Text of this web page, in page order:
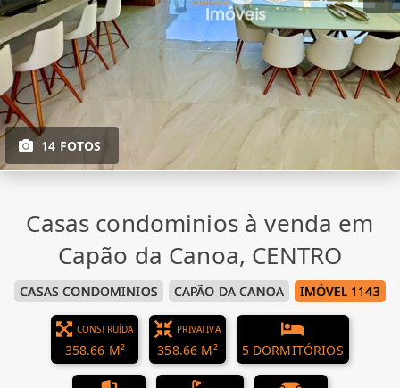
14 FOTOS
Casas condominios à venda em
Capão da Canoa, CENTRO
CASAS CONDOMINIOS CAPÃO DA CANOA IMÓVEL 1143
CONSTRUÍDA
358.66 M²
PRIVATIVA
358.66 M² 5 DORMITÓRIOS